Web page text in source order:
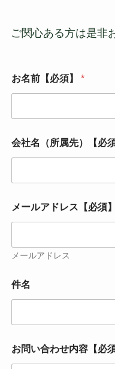
ご関心ある方は是非
お名前【必須】 *
会社名（所属先）【必
メールアドレス【必須】
メールアドレス
件名
*
件
お問い合わせ内容【必